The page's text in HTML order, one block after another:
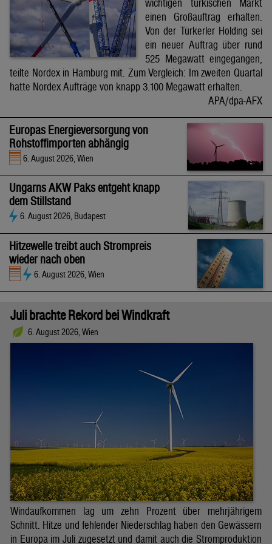
wichtigen türkischen Markt
einen Großauftrag erhalten.
Von der Türkerler Holding sei
ein neuer Auftrag über rund
525 Megawatt eingegangen,
teilte Nordex in Hamburg mit. Zum Vergleich: Im zweiten Quartal
hatte Nordex Aufträge von knapp 3.100 Megawatt erhalten.
APA/dpa-AFX
Europas Energieversorgung von
Rohstoffimporten abhängig
6. August 2026, Wien
Ungarns AKW Paks entgeht knapp
dem Stillstand
6. August 2026, Budapest
Hitzewelle treibt auch Strompreis
wieder nach oben
6. August 2026, Wien
Juli brachte Rekord bei Windkraft
6. August 2026, Wien
Windaufkommen lag um zehn Prozent über mehrjährigem
Schnitt. Hitze und fehlender Niederschlag haben den Gewässern
in Europa im Juli zugesetzt und damit auch die Stromproduktion